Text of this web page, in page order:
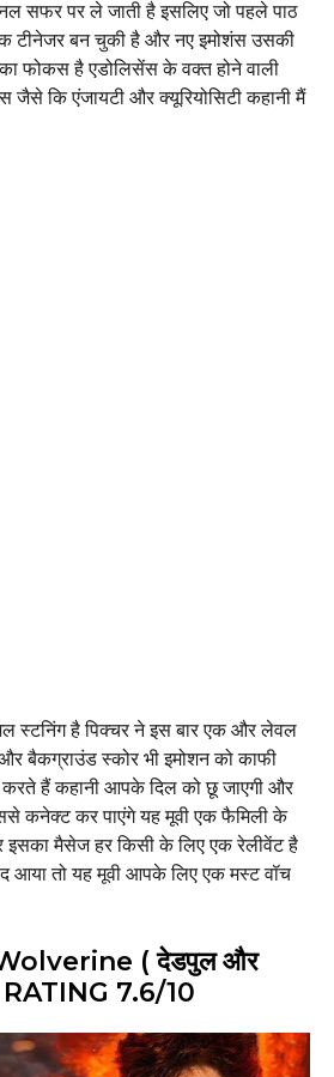
सफर पर ले जाती है इसलिए जो पहले पाठ
टीनेजर बन चुकी है और नए इमोशंस उसकी
फोकस है एडोलिसेंस के वक्त होने वाली
कि एंजायटी और क्यूरियोसिटी कहानी मैं
स्टनिंग है पिक्चर ने इस बार एक और लेवल
बैकग्राउंड स्कोर भी इमोशन को काफी
करते हैं कहानी आपके दिल को छू जाएगी और
कनेक्ट कर पाएंगे यह मूवी एक फैमिली के
मैसेज हर किसी के लिए एक रेलीवेंट है
आया तो यह मूवी आपके लिए एक मस्ट वॉच
( देडपुल और
RATING 7.6/10